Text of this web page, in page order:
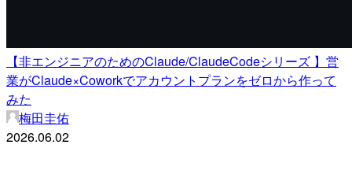
【非エンジニアのためのClaude/ClaudeCodeシリーズ 】営
業がClaude×Coworkでアカウントプランをゼロから作って
みた
梅田圭佑
2026.06.02